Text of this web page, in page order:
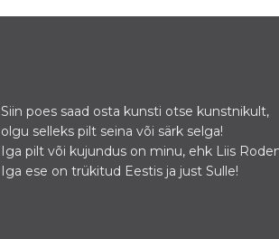
Siin poes saad osta kunsti otse kunstnikult,
olgu selleks pilt seina või särk selga!
Iga pilt või kujundus on minu, ehk Liis
Iga ese on trükitud Eestis ja just Sulle!